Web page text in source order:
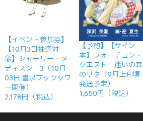
【イベント参加券】
【10月3日抽選対
象】シャーリー・メ
ディスン 3（10月
03日 書泉ブックタワ
ー開催）
2,178円（税込）
【予約】【サイン
本】フォーチュン・
クエスト 迷いの森
のリタ（9月上旬頃
発送予定）
1,650円（税込）